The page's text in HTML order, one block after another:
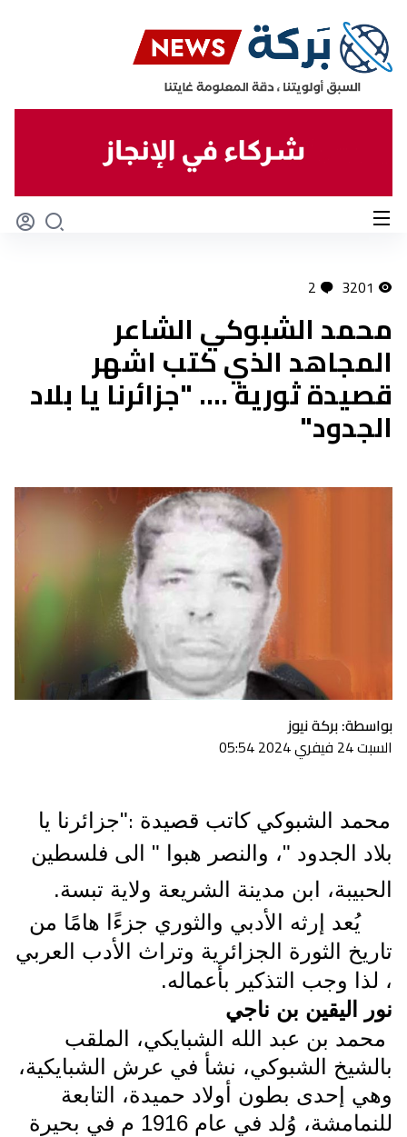
3201
2
محمد الشبوكي الشاعر
المجاهد الذي كتب اشهر
قصيدة ثورية .... "جزائرنا يا بلاد
الجدود"
بواسطة: بركة نيوز
السبت 24 فيفري 2024 05:54
محمد الشبوكي كاتب قصيدة :"جزائرنا يا
بلاد الجدود "، و النصر هبوا " الى فلسطين
الحبيبة، ابن مدينة الشريعة ولاية تبسة.
يُعد إرثه الأدبي والثوري جزءًا هامًا من
تاريخ الثورة الجزائرية وتراث الأدب العربي
، لذا وجب التذكير بأعماله.
نور اليقين بن ناجي
محمد بن عبد الله الشبايكي، الملقب
بالشيخ الشبوكي، نشأ في عرش الشبايكية،
وهي إحدى بطون أولاد حميدة، التابعة
للنمامشة، وُلد في عام 1916 م في بحيرة